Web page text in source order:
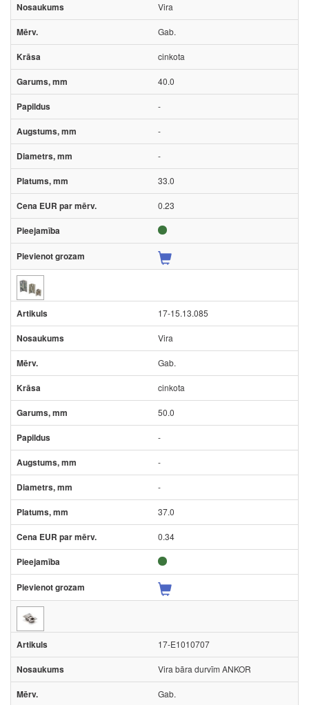
Vira
Gab.
cinkota
40.0
-
-
-
33.0
0.23
17-15.13.085
Vira
Gab.
cinkota
50.0
-
-
-
37.0
0.34
17-E1010707
Vira bāra durvīm ANKOR
Gab.